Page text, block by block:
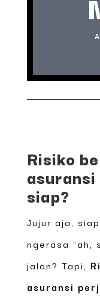
Risiko
siap?
Jujur aja,
ngerasa “ah,
jalan? Tapi,
asuransi